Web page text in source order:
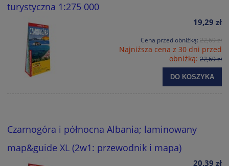
turystyczna 1:275 000
19,29 zł
Cena przed obniżką: 22,69 zł
Najniższa cena z 30 dni przed
obniżką: 22,69 zł
DO KOSZYKA
Czarnogóra i północna Albania; laminowany
map&guide XL (2w1: przewodnik i mapa)
20,39 zł